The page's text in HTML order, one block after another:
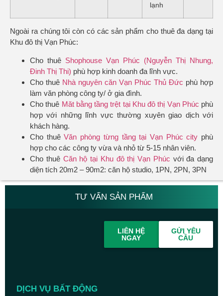
lạnh
Ngoài ra chúng tôi còn có các sản phẩm cho thuê đa dạng tại
Khu đô thị Vạn Phúc:
Cho thuê Shophouse Vạn Phúc (Nguyễn Thị Nhung,
Đinh Thị Thi) phù hợp kinh doanh đa lĩnh vực.
Cho thuê Nhà nguyên căn Vạn Phúc Thủ Đức phù hợp
làm văn phòng công ty/ ở gia đình.
Cho thuê Măt bằng tầng trệt tại Khu đô thị Vạn Phúc phù
hợp với những lĩnh vực thường xuyên giao dịch với
khách hàng.
Cho thuêVăn phòng từng tầng tại Vạn Phúc city phù
hợp cho các công ty vừa và nhỏ từ 5-15 nhân viên.
Cho thuê Căn hộ tại Khu đô thị Vạn Phúc với đa dạng
diện tích 20m2 – 90m2: căn hộ studio, 1PN, 2PN, 3PN
TƯ VẤN SẢN PHẨM
DỊCH VỤ BẤT ĐỘNG
LIÊN HỆ
NGAY
GỬI YÊU
CẦU